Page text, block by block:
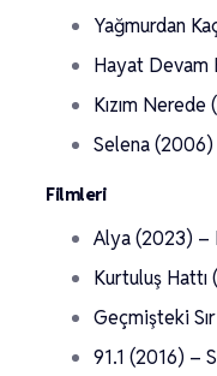
Yağmurdan
Hayat Devam
Kızım
Selena
Filmleri
Alya (2023) –
Kurtuluş
Geçmişteki
91.1 (2016) –